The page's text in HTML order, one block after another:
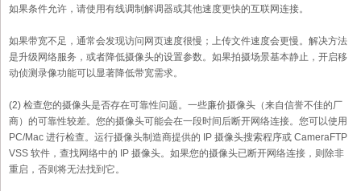
如果条件允许，请使用有线调制解调器或其他速度更快的互联网连接。
如果带宽不足，通常会发现访问网页速度很慢；上传文件速度会更慢。解决方法
是升级网络服务，或者降低摄像头的设置参数。如果拍摄场景基本静止，开启移
动侦测录像功能可以显著降低带宽需求。
(2) 检查您的摄像头是否存在可靠性问题。一些廉价摄像头（来自信誉不佳的厂
商）的可靠性较差。您的摄像头可能会在一段时间后断开网络连接。您可以使用
PC/Mac 进行检查。运行摄像头制造商提供的 IP 摄像头搜索程序或 CameraFTP
VSS 软件，查找网络中的 IP 摄像头。如果您的摄像头已断开网络连接，则除非
重启，否则将无法找到它。